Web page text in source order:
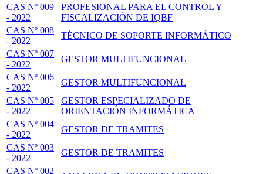
CAS Nº 009
- 2022
PROFESIONAL PARA EL CONTROL Y
FISCALIZACIÓN DE IQBF
CAS Nº 008
- 2022
TÉCNICO DE SOPORTE INFORMÁTICO
CAS Nº 007
- 2022
GESTOR MULTIFUNCIONAL
CAS Nº 006
- 2022
GESTOR MULTIFUNCIONAL
CAS Nº 005
- 2022
GESTOR ESPECIALIZADO DE
ORIENTACIÓN INFORMÁTICA
CAS Nº 004
- 2022
GESTOR DE TRAMITES
CAS Nº 003
- 2022
GESTOR DE TRAMITES
CAS Nº 002